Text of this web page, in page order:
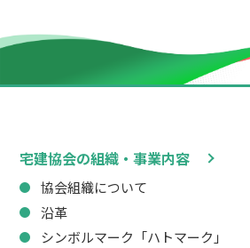
宅建協会の組織・事業内容
協会組織について
沿革
シンボルマーク「ハトマーク」